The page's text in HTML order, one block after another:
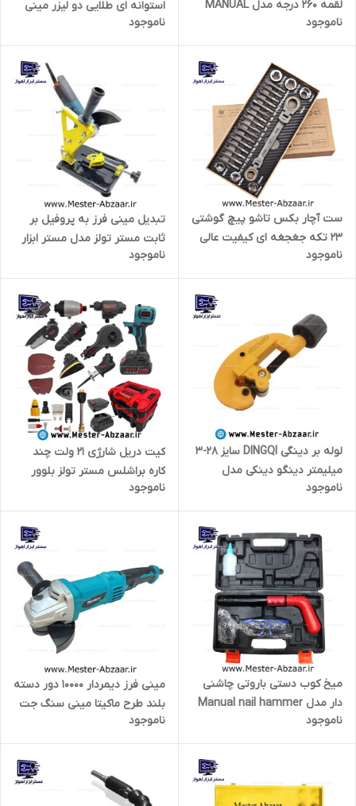
لقمه 260 درجه مدل MANUAL
5300
ناموجود
استوانه ای طلایی دو لیزر مینی
مدل mini laser stage light
4530
ناموجود
ست آچار بکس تاشو پیچ گوشتی
23 تکه جغجغه ای کیفیت عالی
برند فوکوکاتسو مدل
FOCOKATSORO 23PCS
ناموجود
تبدیل مینی فرز به پروفیل بر
ثابت مستر تولز مدل مستر ابزار
mester tools 4550
ناموجود
لوله بر دینگی DINGQI سایز 28-3
میلیمتر دینگو دینکی مدل
ART:63009
ناموجود
کیت دریل شارژی 21 ولت چند
کاره براشلس مستر تولز بلوور
بکس کارواش عمودبر اره زنجیری
کاردک سنباده مدل 85-35
ناموجود
میخ کوب دستی باروتی چاشنی
دار مدل Manual nail hammer
1869
ناموجود
مینی فرز دیمردار 10000 دور دسته
بلند طرح ماکیتا مینی سنگ جت
مدل مستر کد MASTERS M9512
ناموجود